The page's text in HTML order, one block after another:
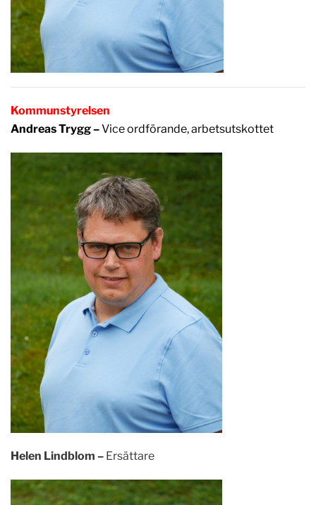
Kommunstyrelsen
Andreas Trygg –Vice ordförande, arbetsutskottet
Helen Lindblom – Ersättare